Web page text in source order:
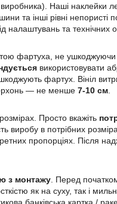
Наші наклейки
та інші рівні непористі
налаштувань та
фартуха, не
використовувати
фартух. Вініл
— не менше 7-10 см
Просто вкажіть
в потрібних
пропорціях. Після
з монтажу . Перед
як на суху, так і